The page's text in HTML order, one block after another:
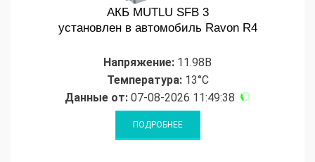
АКБ MUTLU SFB 3
установлен в автомобиль Ravon R4
Напряжение: 11.98В
Температура:13°C
Данные от: 07-08-2026 11:49:38